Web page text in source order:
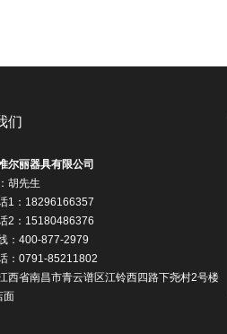
们
尔丽器具有限公司
胡先生
1：18296166357
2：15180486376
：400-877-2979
：0791-85211802
西省南昌市青云谱区江铃西四路下尧村2号楼
面